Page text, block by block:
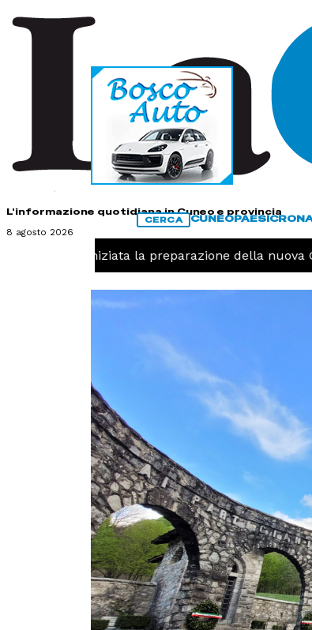
L'informazione quotidiana in Cuneo e provincia
8 agosto 2026
CERCA CUNEOPAESI
Pallavolo, iniziata la preparazione della nuova